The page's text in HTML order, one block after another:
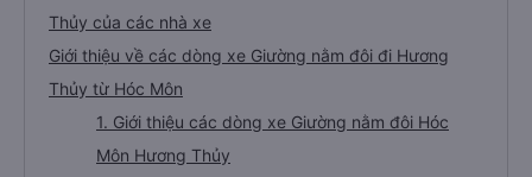
Thủy của các nhà xe
Giới thiệu về các dòng xe Giường nằm đôi đi Hương
Thủy từ Hóc Môn
1. Giới thiệu các dòng xe Giường nằm đôi Hóc
Môn Hương Thủy